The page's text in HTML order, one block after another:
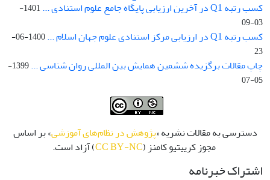
کسب رتبه Q1 در آخرین ارزیابی پایگاه جامع علوم استنادی ...
1401-
03-09
کسب رتبه Q1 در ارزیابی مرکز استنادی علوم جهان اسلام ...
1400-06-
23
چاپ مقالات برگزیده ششمین همایش بین المللی روان شناسی ...
1399-
05-07
دسترسی به مقالات نشریه «پژوهش در نظام‌های آموزشی» بر اساس
مجوز کرییتیو کامنز (CC BY-NC) آزاد است.
اشتراک خبرنامه